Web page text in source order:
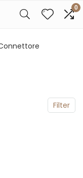
0
Filter